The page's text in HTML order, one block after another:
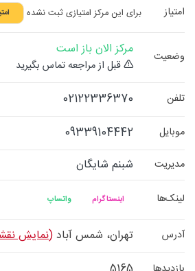
امتیاز برای این مرکز امتیازی ثبت نشده
وضعیت مرکز الان باز است
قبل از مراجعه تماس بگیرید
تلفن
02122336370
موبایل 09339104442
مدیریت شبنم شایگان
لینک‌ها واتساپ اینستاگرام
آدرس تهران، شمس آباد(نمایش